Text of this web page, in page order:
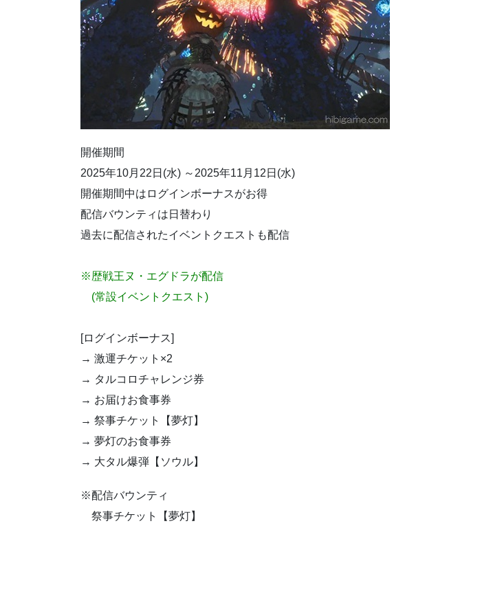
開催期間
2025年10月22日(水) ～2025年11月12日(水)
開催期間中はログインボーナスがお得
配信バウンティは日替わり
過去に配信されたイベントクエストも配信
※歴戦王ヌ・エグドラが配信
(常設イベントクエスト)
[ログインボーナス]
→ 激運チケット×2
→ タルコロチャレンジ券
→ お届けお食事券
→ 祭事チケット【夢灯】
→ 夢灯のお食事券
→ 大タル爆弾【ソウル】
※配信バウンティ
祭事チケット【夢灯】